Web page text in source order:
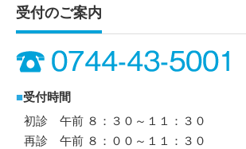
受付のご案内
■受付時間
初診 午前 ８：３０～１１：３０
再診 午前 ８：００～１１：３０